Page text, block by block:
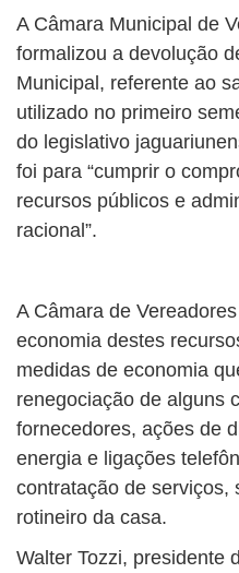
A Câmara Municipal de
formalizou a devolução
Municipal, referente ao
utilizado no primeiro
do legislativo
foi para “cumprir o
recursos públicos e
racional”.
A Câmara de
economia destes
medidas de economia
renegociação de alguns
fornecedores, ações de
energia e ligações
contratação de serviços,
rotineiro da casa.
Walter Tozzi, presidente